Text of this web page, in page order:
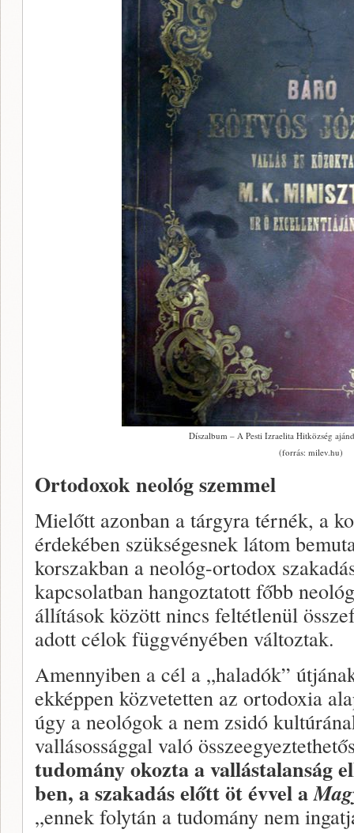
Díszalbum – A Pesti Izraelita Hitközség
(forrás: milev.hu)
Ortodoxok neológ szemmel
Mielőtt azonban a tárgyra térnék, a
érdekében szükségesnek látom
korszakban a neológ-ortodox
kapcsolatban hangoztatott főbb
állítások között nincs feltétlenül
adott célok függvényében változtak.
Amennyiben a cél a „haladók”
ekképpen közvetetten az ortodoxia
úgy a neológok a nem zsidó
vallásossággal való
tudomány okozta a vallástalanság
ben, a szakadás előtt öt évvel a
„ennek folytán a tudomány nem